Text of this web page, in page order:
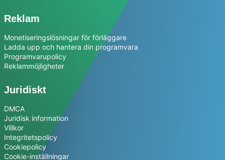
Reklam
Monetiseringslösningar för förläggare
Ladda upp och hantera din programvara
Programvarupolicy
Reklammöjligheter
Juridiskt
DMCA
Juridisk information
Villkor
Integritetspolicy
Cookiepolicy
Cookie-inställningar